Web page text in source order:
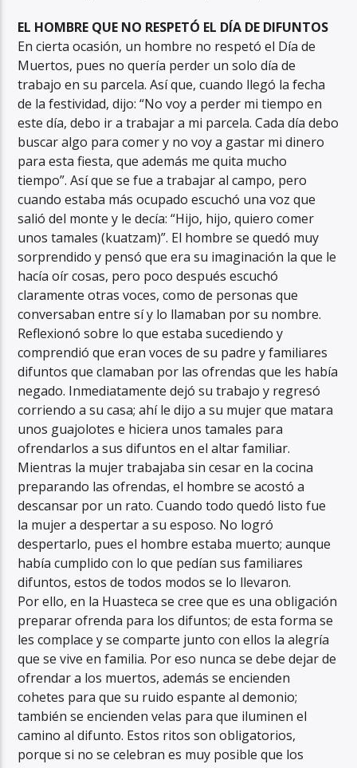
EL HOMBRE QUE NO RESPETÓ EL DÍA DE DIFUNTOS
En cierta ocasión, un hombre no respetó el Día de
Muertos, pues no quería perder un solo día de
trabajo en su parcela. Así que, cuando llegó la fecha
de la festividad, dijo: “No voy a perder mi tiempo en
este día, debo ir a trabajar a mi parcela. Cada día debo
buscar algo para comer y no voy a gastar mi dinero
para esta fiesta, que además me quita mucho
tiempo”. Así que se fue a trabajar al campo, pero
cuando estaba más ocupado escuchó una voz que
salió del monte y le decía: “Hijo, hijo, quiero comer
unos tamales (kuatzam)”. El hombre se quedó muy
sorprendido y pensó que era su imaginación la que le
hacía oír cosas, pero poco después escuchó
claramente otras voces, como de personas que
conversaban entre sí y lo llamaban por su nombre.
Reflexionó sobre lo que estaba sucediendo y
comprendió que eran voces de su padre y familiares
difuntos que clamaban por las ofrendas que les había
negado. Inmediatamente dejó su trabajo y regresó
corriendo a su casa; ahí le dijo a su mujer que matara
unos guajolotes e hiciera unos tamales para
ofrendarlos a sus difuntos en el altar familiar.
Mientras la mujer trabajaba sin cesar en la cocina
preparando las ofrendas, el hombre se acostó a
descansar por un rato. Cuando todo quedó listo fue
la mujer a despertar a su esposo. No logró
despertarlo, pues el hombre estaba muerto; aunque
había cumplido con lo que pedían sus familiares
difuntos, estos de todos modos se lo llevaron.
Por ello, en la Huasteca se cree que es una obligación
preparar ofrenda para los difuntos; de esta forma se
les complace y se comparte junto con ellos la alegría
que se vive en familia. Por eso nunca se debe dejar de
ofrendar a los muertos, además se encienden
cohetes para que su ruido espante al demonio;
también se encienden velas para que iluminen el
camino al difunto. Estos ritos son obligatorios,
porque si no se celebran es muy posible que los